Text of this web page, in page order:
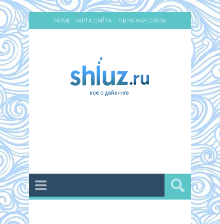
HOME КАРТА САЙТА ОБРАТНАЯ СВЯЗЬ